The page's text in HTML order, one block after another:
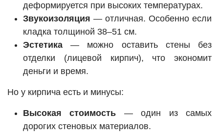
деформируется при высоких температурах.
Звукоизоляция — отличная. Особенно если
кладка толщиной 38–51 см.
Эстетика — можно оставить стены без
отделки (лицевой кирпич), что экономит
деньги и время.
Но у кирпича есть и минусы:
Высокая стоимость — один из самых
дорогих стеновых материалов.